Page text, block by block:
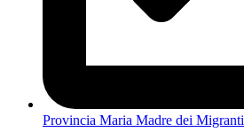
Provincia Maria Madre dei Migranti